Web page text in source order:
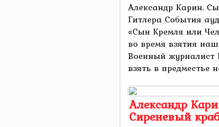
Александр Карин.
Гитлера События
«Сын Кремля или
во время взятия
Военный
взять в предместье
Александр
Сиреневый